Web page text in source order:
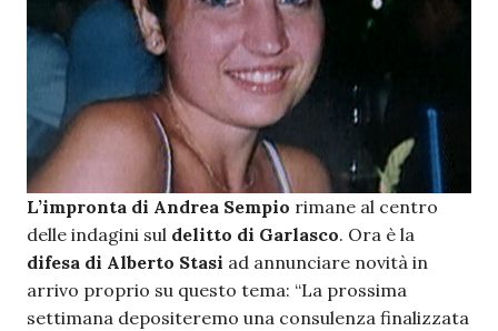
L’impronta di Andrea Sempio rimane al centro
delle indagini sul delitto di Garlasco. Ora è la
difesa di Alberto Stasi ad annunciare novità in
arrivo proprio su questo tema: “La prossima
settimana depositeremo una consulenza finalizzata